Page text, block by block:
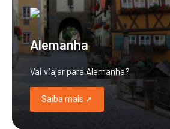
Alemanha
Vai viajar para Alemanha?
Saiba mais ➚